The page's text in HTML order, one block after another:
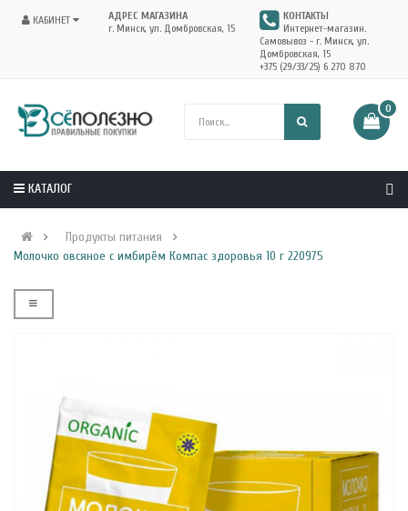
КАБИНЕТ
АДРЕС МАГАЗИНА
г. Минск, ул. Домбровская, 15
КОНТАКТЫ
Интернет-магазин.
Самовывоз - г. Минск, ул.
Домбровская, 15
+375 (29/33/25) 6 270 870
0
КАТАЛОГ
Продукты питания
Молочко овсяное с имбирём Компас здоровья 10 г 220975